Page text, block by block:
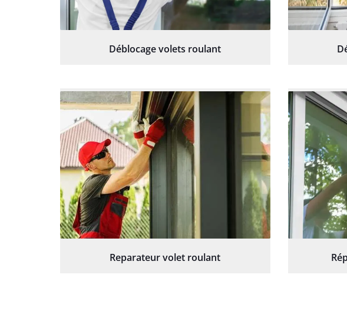
Déblocage volets roulant
Reparateur volet roulant